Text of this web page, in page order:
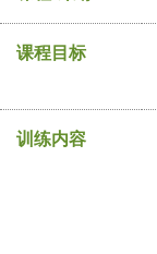
课程目标
训练内容